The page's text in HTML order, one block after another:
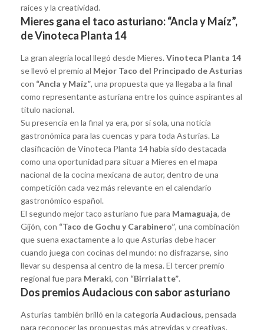
raíces y la creatividad.
Mieres gana el taco asturiano: “Ancla y Maíz”,
de Vinoteca Planta 14
La gran alegría local llegó desde Mieres. Vinoteca Planta 14
se llevó el premio al Mejor Taco del Principado de Asturias
con “Ancla y Maíz”, una propuesta que ya llegaba a la final
como representante asturiana entre los quince aspirantes al
título nacional.
Su presencia en la final ya era, por sí sola, una noticia
gastronómica para las cuencas y para toda Asturias. La
clasificación de Vinoteca Planta 14 había sido destacada
como una oportunidad para situar a Mieres en el mapa
nacional de la cocina mexicana de autor, dentro de una
competición cada vez más relevante en el calendario
gastronómico español.
El segundo mejor taco asturiano fue para Mamaguaja, de
Gijón, con “Taco de Gochu y Carabinero”, una combinación
que suena exactamente a lo que Asturias debe hacer
cuando juega con cocinas del mundo: no disfrazarse, sino
llevar su despensa al centro de la mesa. El tercer premio
regional fue para Meraki, con “Birrialatte”.
Dos premios Audacious con sabor asturiano
Asturias también brilló en la categoría Audacious, pensada
para reconocer las propuestas más atrevidas y creativas.